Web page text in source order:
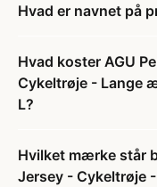
Hvad er navnet på
Hvad koster AGU
Cykeltrøje - Lange
L?
Hvilket mærke står
Jersey - Cykeltrøje